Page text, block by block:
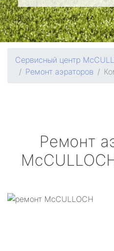
Сервисный центр
Ремонт аэраторов
Ремонт